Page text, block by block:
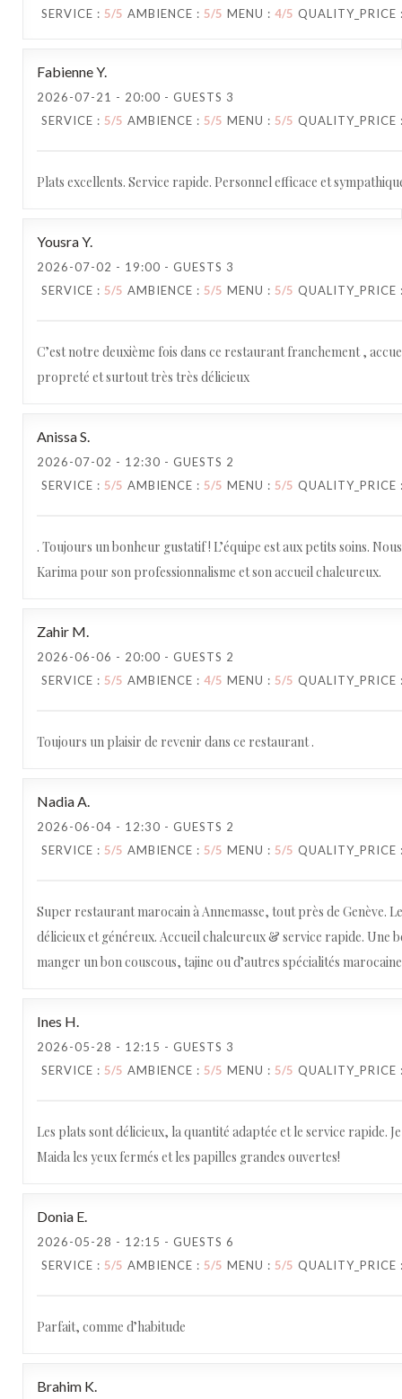
SERVICE : 5/5 AMBIENCE : 5/5 MENU : 4/5 QUALITY_PRICE
FabienneY
2026-07-21 - 20:00 - GUESTS 3
SERVICE : 5/5 AMBIENCE : 5/5 MENU : 5/5 QUALITY_PRICE
Plats excellents. Service rapide. Personnel efficace et
YousraY
2026-07-02 - 19:00 - GUESTS 3
SERVICE : 5/5 AMBIENCE : 5/5 MENU : 5/5 QUALITY_PRICE
C’est notre deuxième fois dans ce restaurant franchement ,
propreté et surtout très très délicieux
AnissaS
2026-07-02 - 12:30 - GUESTS 2
SERVICE : 5/5 AMBIENCE : 5/5 MENU : 5/5 QUALITY_PRICE
. Toujours un bonheur gustatif ! L’équipe est aux petits soins.
Karima pour son professionnalisme et son accueil chaleureux.
Zahir M
2026-06-06 - 20:00 - GUESTS 2
SERVICE : 5/5 AMBIENCE : 4/5 MENU : 5/5 QUALITY_PRICE
Toujours un plaisir de revenir dans ce restaurant .
NadiaA
2026-06-04 - 12:30 - GUESTS 2
SERVICE : 5/5 AMBIENCE : 5/5 MENU : 5/5 QUALITY_PRICE
Super restaurant marocain à Annemasse, tout près de Genève.
délicieux et généreux. Accueil chaleureux & service rapide. Une
manger un bon couscous, tajine ou d’autres spécialités
Ines H
2026-05-28 - 12:15 - GUESTS 3
SERVICE : 5/5 AMBIENCE : 5/5 MENU : 5/5 QUALITY_PRICE
Les plats sont délicieux, la quantité adaptée et le service rapide.
Maida les yeux fermés et les papilles grandes ouvertes!
Donia E
2026-05-28 - 12:15 - GUESTS 6
SERVICE : 5/5 AMBIENCE : 5/5 MENU : 5/5 QUALITY_PRICE
Parfait, comme d’habitude
Brahim K